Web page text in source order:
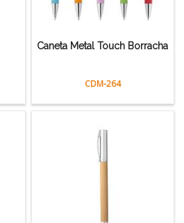
Caneta Metal Touch Borracha
CDM-264